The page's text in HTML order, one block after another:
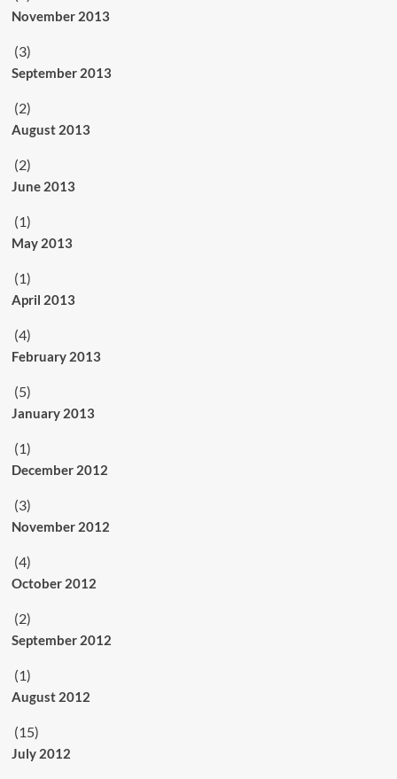
November 2013
(3)
September 2013
(2)
August 2013
(2)
June 2013
(1)
May 2013
(1)
April 2013
(4)
February 2013
(5)
January 2013
(1)
December 2012
(3)
November 2012
(4)
October 2012
(2)
September 2012
(1)
August 2012
(15)
July 2012